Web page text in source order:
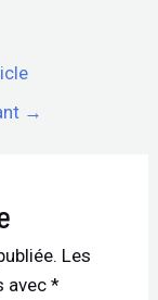
→
Les
avec *